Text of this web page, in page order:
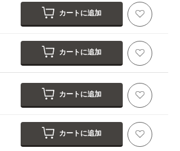
カートに追加
カートに追加
カートに追加
カートに追加